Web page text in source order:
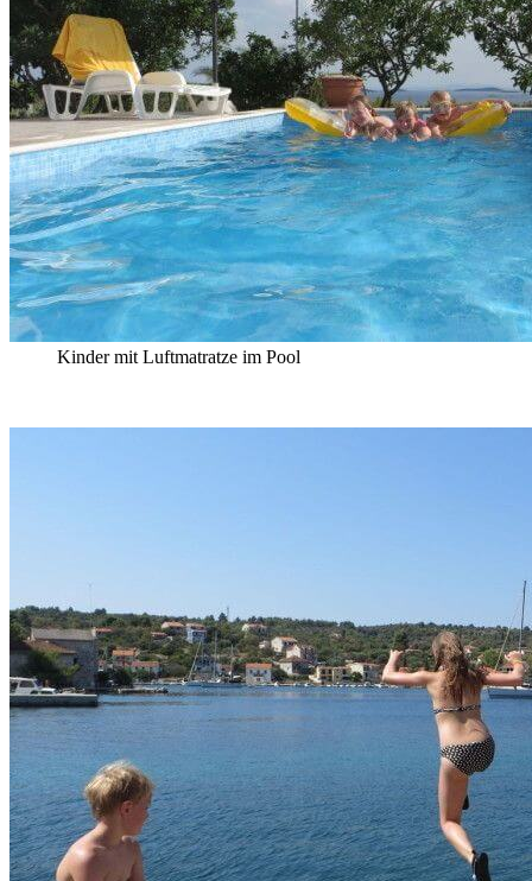
Kinder mit Luftmatratze im Pool